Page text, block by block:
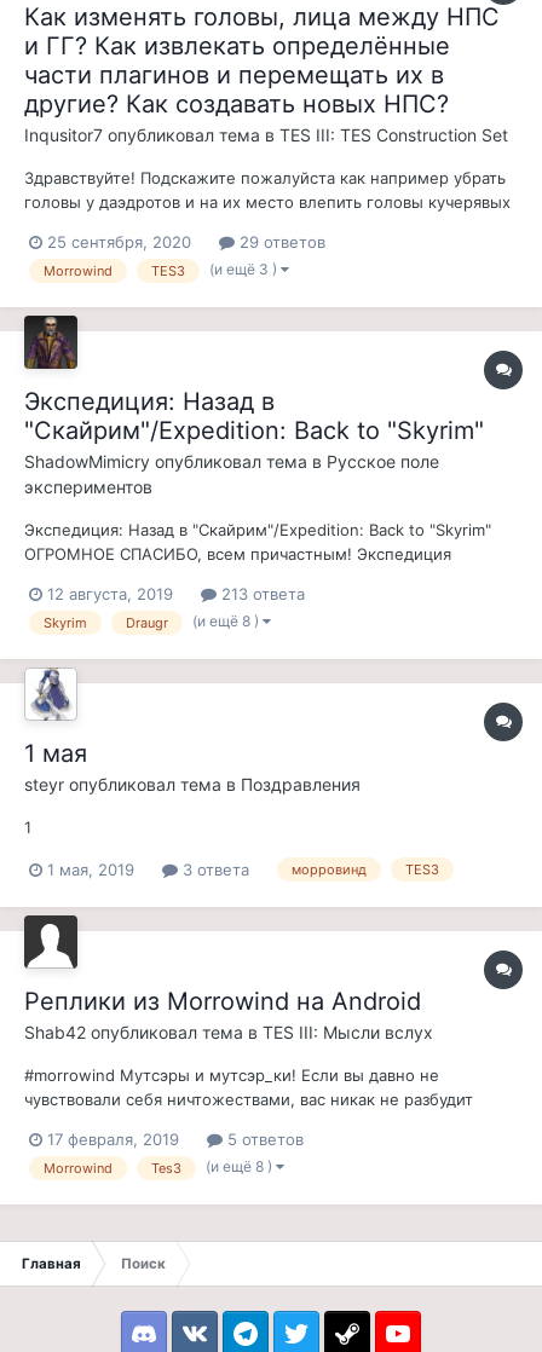
Как изменять головы, лица между НПС
и ГГ? Как извлекать определённые
части плагинов и перемещать их в
другие? Как создавать новых НПС?
Inqusitor7 опубликовал тема в TES III: TES Construction Set
Здравствуйте! Подскажите пожалуйста как например убрать
головы у даэдротов и на их место влепить головы кучерявых
гарпий из Готики, не именно из Готики а похожие сделать
например самому? И как вообще менять головы НПС и
25 сентября, 2020 29 ответов
Morrowind TES3 (и ещё 3 )
Экспедиция: Назад в
"Скайрим"/Expedition: Back to "Skyrim"
ShadowMimicry опубликовал тема в Русское поле
экспериментов
Экспедиция: Назад в "Скайрим"/Expedition: Back to "Skyrim"
ОГРОМНОЕ СПАСИБО, всем причастным! Экспедиция
"...товарищи, вопрос: древние нордские руины ака-скайрим,
как по вашему? Где бы на севере Вварденфела можно было
12 августа, 2019 213 ответа
Skyrim Draugr (и ещё 8 )
1 мая
steyr опубликовал тема в Поздравления
1
1 мая, 2019 3 ответа морровинд TES3
Реплики из Morrowind на Android
Shab42 опубликовал тема в TES III: Мысли вслух
#morrowind Мутсэры и мутсэр_ки! Если вы давно не
чувствовали себя ничтожествами, вас никак не разбудит
совет" - предлагаю карманный матюкальник морровинда.
Без смс и регистрации, делался для личного пользования в
17 февраля, 2019 5 ответов
Morrowind Tes3 (и ещё 8 )
Главная Поиск